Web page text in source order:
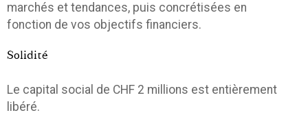
marchés et tendances, puis concrétisées en
fonction de vos objectifs financiers.
Solidité
Le capital social de CHF 2 millions est entièrement
libéré.